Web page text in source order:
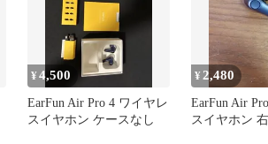
¥4,500
EarFun Air Pro 4 ワイヤレ
スイヤホン ケースなし
¥ 2,480
EarFun Air
スイヤホン